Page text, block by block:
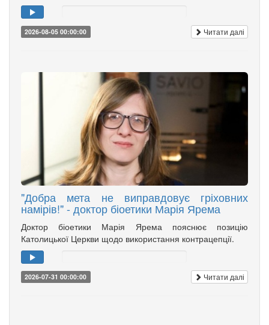
2026-08-05 00:00:00 Читати далі
"Добра мета не виправдовує гріховних
намірів!" - доктор біоетики Марія Ярема
Доктор біоетики Марія Ярема пояснює позицію
Католицької Церкви щодо використання контрацепції.
2026-07-31 00:00:00 Читати далі